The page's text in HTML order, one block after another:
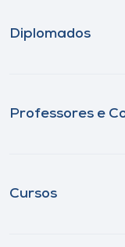
Diplomados
Professores e
Cursos